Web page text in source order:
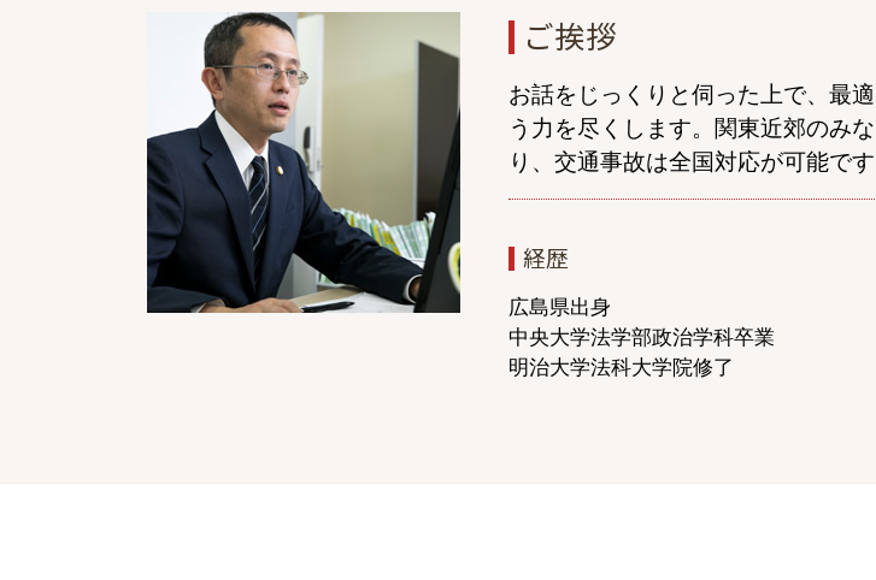
通院費 事故
症状固定 後遺障害
症状固定 診断書
症状固定 慰謝料
交通事故 法律事務所
交通事故後 症状
人身傷害 保険 逸失利益 計算
過失割合 納得できない
症状固定 期間
後遺症 相談
離婚調停 1回で終わる
協議離婚とは
共同親権 離婚後
民法 親権
離婚 裁判 できない
ご挨拶
お話をじっくりと伺った上で、最
う力を尽くします。関東近郊のみ
り、交通事故は全国対応が可能です
経歴
広島県出身
中央大学法学部政治学科卒業
明治大学法科大学院修了